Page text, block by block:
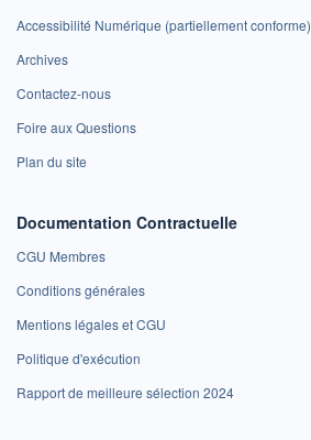
Accessibilité Numérique (partiellement conforme)
Archives
Contactez-nous
Foire aux Questions
Plan du site
Documentation Contractuelle
CGU Membres
Conditions générales
Mentions légales et CGU
Politique d'exécution
Rapport de meilleure sélection 2024